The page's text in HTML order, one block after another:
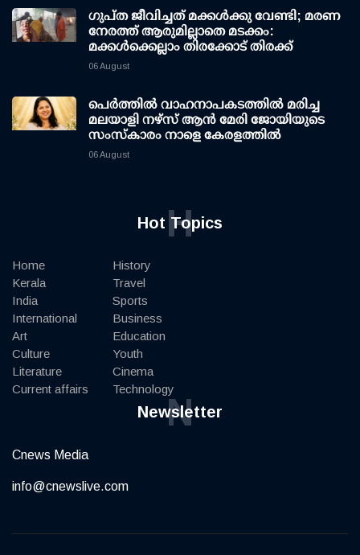
ഗുപ്ത ജീവിച്ചത് മക്കള്‍ക്കു വേണ്ടി; മരണ
നേരത്ത് ആരുമില്ലാതെ മടക്കം:
മക്കള്‍ക്കെല്ലാം തിരക്കോട് തിരക്ക്
06 August
പെർത്തിൽ വാഹനാപകടത്തിൽ മരിച്ച
മലയാളി നഴ്സ് ആൻ മേരി ജോയിയുടെ
സംസ്കാരം നാളെ കേരളത്തിൽ
06 August
Hot Topics
H
Home
Kerala
India
International
Art
Culture
Literature
Current affairs
History
Travel
Sports
Business
Education
Youth
Cinema
Technology
Newsletter
N
Cnews Media
info@cnewslive.com